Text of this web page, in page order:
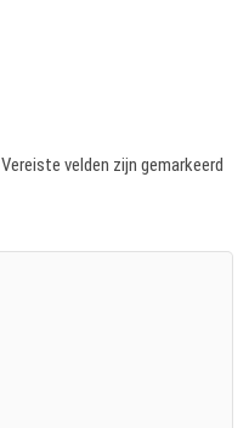
Vereiste velden zijn gemarkeerd